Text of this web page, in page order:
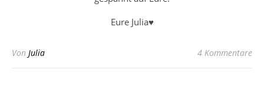
Eure Julia♥
Von Julia 4 Kommentare